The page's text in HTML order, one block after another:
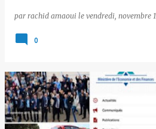
par rachid amaoui le vendredi, novembre
0